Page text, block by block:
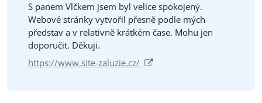
S panem Vlčkem jsem byl velice spokojený.
Webové stránky vytvořil přesně podle mých
představ a v relativně krátkém čase. Mohu jen
doporučit. Děkuji.
https://www.site-zaluzie.cz/